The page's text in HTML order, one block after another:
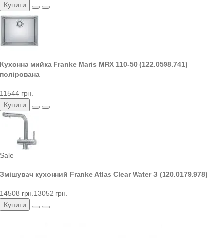
Купити
Кухонна мийка Franke Maris MRX 110-50 (122.0598.741)
полірована
11544 грн.
Купити
Sale
Змішувач кухонний Franke Atlas Clear Water З (120.0179.978)
14508 грн. 13052 грн.
Купити